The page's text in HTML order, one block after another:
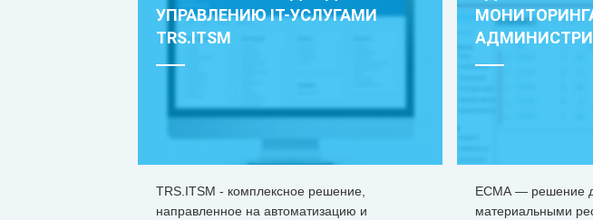
УПРАВЛЕНИЮ IT-УСЛУГАМИ
TRS.ITSM
TRS.ITSM - комплексное решение,
направленное на автоматизацию и
ЕСМА — решение
материальными